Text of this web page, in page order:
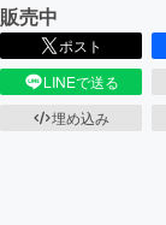
販売中
ポスト
LINEで送る
埋め込み